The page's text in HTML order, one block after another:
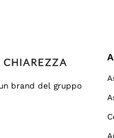
brand del gruppo